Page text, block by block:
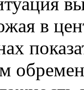
в